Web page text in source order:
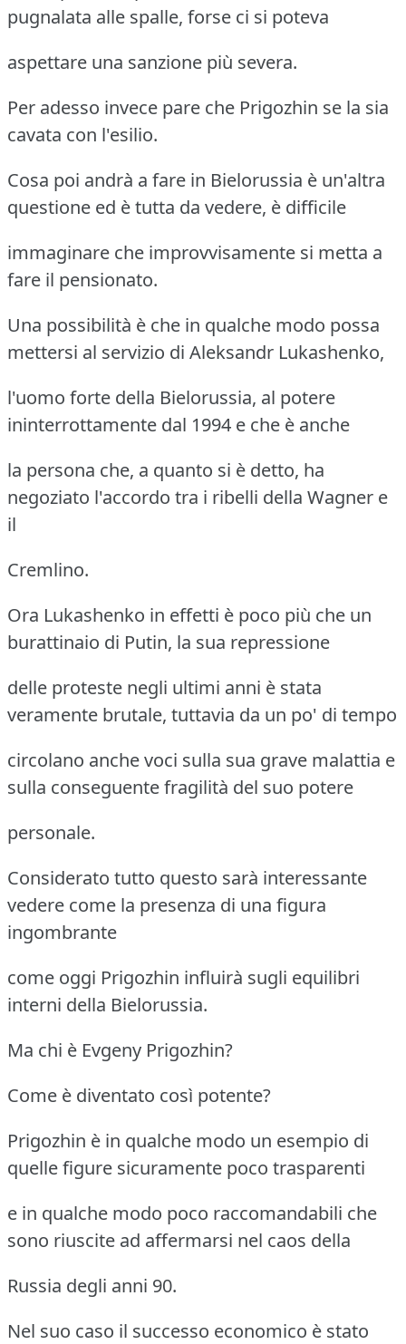
pugnalata alle spalle, forse ci si poteva
aspettare una sanzione più severa.
Per adesso invece pare che Prigozhin se la sia
cavata con l'esilio.
Cosa poi andrà a fare in Bielorussia è un'altra
questione ed è tutta da vedere, è difficile
immaginare che improvvisamente si metta a
fare il pensionato.
Una possibilità è che in qualche modo possa
mettersi al servizio di Aleksandr Lukashenko,
l'uomo forte della Bielorussia, al potere
ininterrottamente dal 1994 e che è anche
la persona che, a quanto si è detto, ha
negoziato l'accordo tra i ribelli della Wagner e
il
Cremlino.
Ora Lukashenko in effetti è poco più che un
burattinaio di Putin, la sua repressione
delle proteste negli ultimi anni è stata
veramente brutale, tuttavia da un po' di tempo
circolano anche voci sulla sua grave malattia e
sulla conseguente fragilità del suo potere
personale.
Considerato tutto questo sarà interessante
vedere come la presenza di una figura
ingombrante
come oggi Prigozhin influirà sugli equilibri
interni della Bielorussia.
Ma chi è Evgeny Prigozhin?
Come è diventato così potente?
Prigozhin è in qualche modo un esempio di
quelle figure sicuramente poco trasparenti
e in qualche modo poco raccomandabili che
sono riuscite ad affermarsi nel caos della
Russia degli anni 90.
Nel suo caso il successo economico è stato